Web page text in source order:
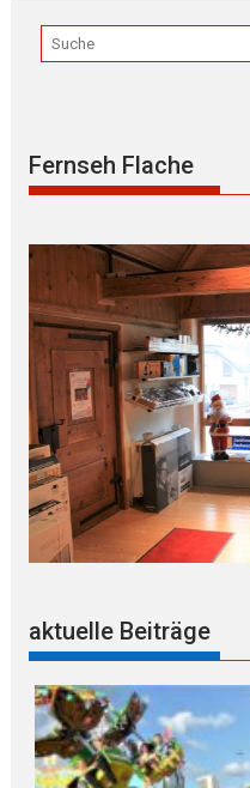
Fernseh Flache
aktuelle Beiträge